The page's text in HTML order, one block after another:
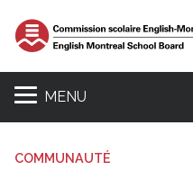
MENU
COMMUNAUTÉ